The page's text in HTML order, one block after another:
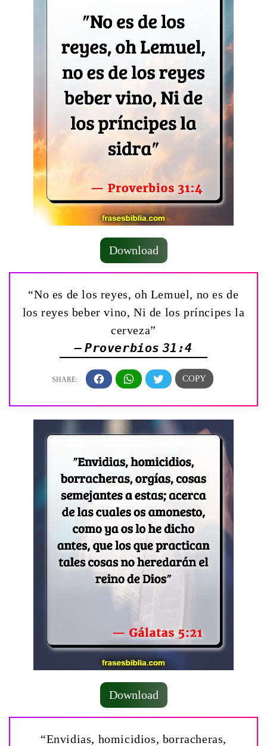
Download
“No es de los reyes, oh Lemuel, no es de
los reyes beber vino, Ni de los príncipes la
cerveza”
— Proverbios 31:4
Download
“Envidias, homicidios, borracheras,